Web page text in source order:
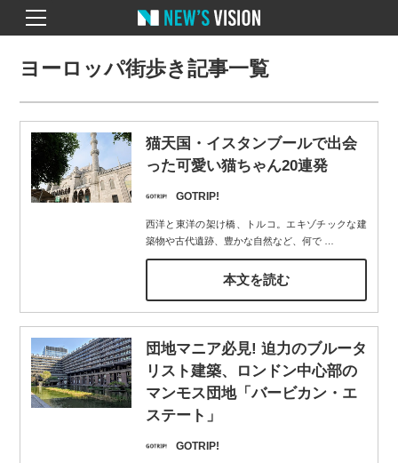
ヨーロッパ街歩き記事一覧
猫天国・イスタンブールで出会
った可愛い猫ちゃん20連発
GOTRIP!
西洋と東洋の架け橋、トルコ。エキゾチックな建
築物や古代遺跡、豊かな自然など、何で…
本文を読む
団地マニア必見! 迫力のブルータ
リスト建築、ロンドン中心部の
マンモス団地「バービカン・エ
ステート」
GOTRIP!